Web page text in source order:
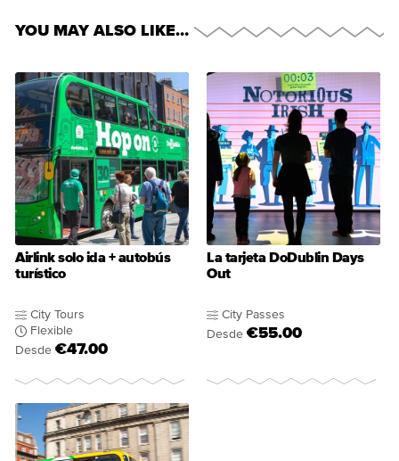
YOU MAY ALSO LIKE…
Airlink solo ida + autobús
turístico
City Tours
Flexible
Desde €47.00
La tarjeta DoDublin Days
Out
City Passes
Desde €55.00